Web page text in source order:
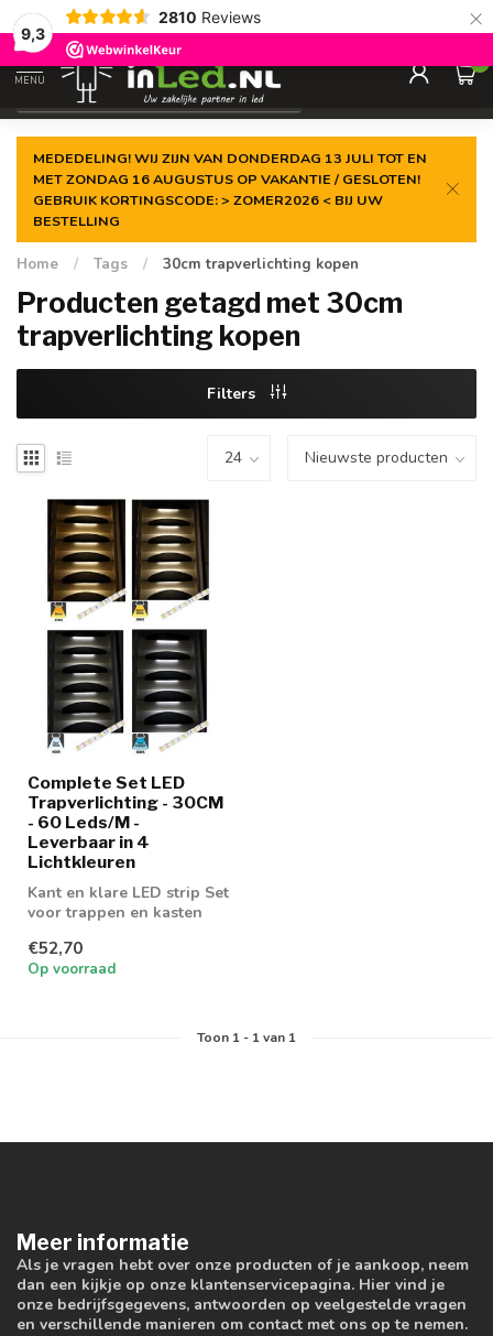
9,3
2810 Reviews ×
Gegarandeerde delaagste prijs
MENU
0
MEDEDELING! WIJ ZIJN VAN DONDERDAG 13 JULI TOT EN
MET ZONDAG 16 AUGUSTUS OP VAKANTIE / GESLOTEN!
GEBRUIK KORTINGSCODE: > ZOMER2026 < BIJ UW
BESTELLING
Home / Tags / 30cm trapverlichting kopen
Producten getagd met 30cm
trapverlichting kopen
Filters
Complete Set LED
Trapverlichting - 30CM
- 60 Leds/M -
Leverbaar in 4
Lichtkleuren
Kant en klare LED strip Set
voor trappen en kasten
€52,70
Op voorraad
Toon 1- 1van 1
Meer informatie
Als je vragen hebt over onze producten of je aankoop, neem
dan een kijkje op onze klantenservicepagina. Hier vind je
onze bedrijfsgegevens, antwoorden op veelgestelde vragen
en verschillende manieren om contact met ons op te nemen.